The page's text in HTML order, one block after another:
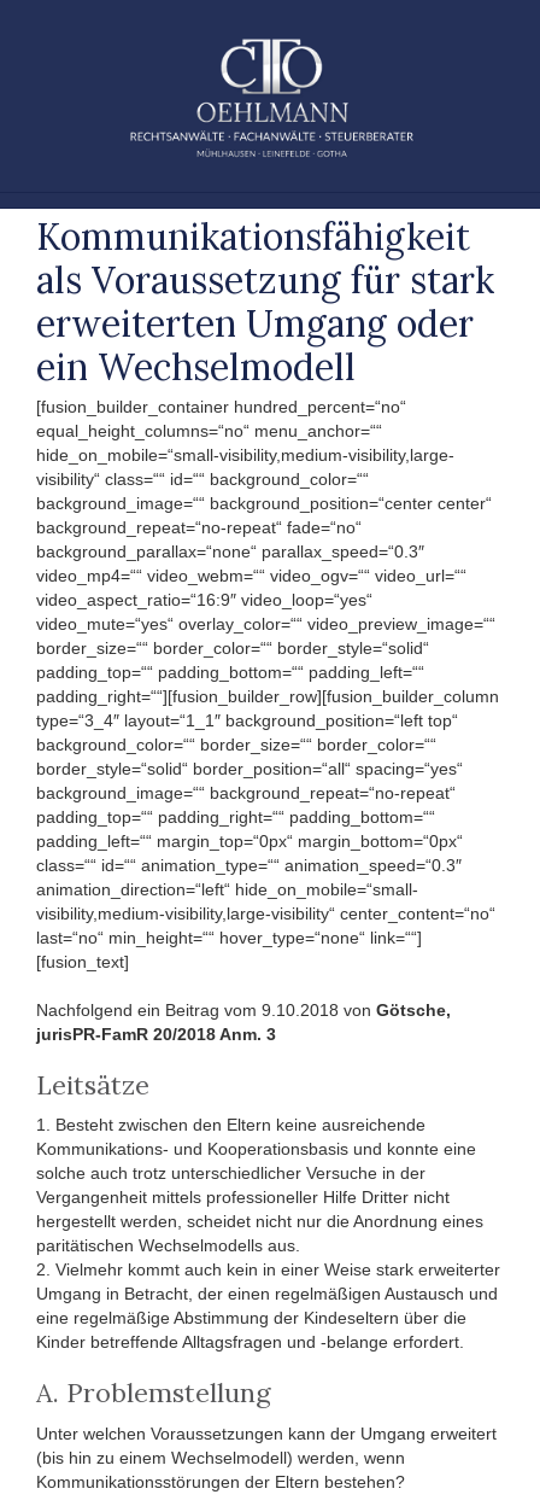
Kommunikationsfähigkeit
als Voraussetzung für stark
erweiterten Umgang oder
ein Wechselmodell
[fusion_builder_container hundred_percent=“no“
equal_height_columns=“no“ menu_anchor=““
hide_on_mobile=“small-visibility,medium-visibility,large-
visibility“ class=““ id=““ background_color=““
background_image=““ background_position=“center center“
background_repeat=“no-repeat“ fade=“no“
background_parallax=“none“ parallax_speed=“0.3″
video_mp4=““ video_webm=““ video_ogv=““ video_url=““
video_aspect_ratio=“16:9″ video_loop=“yes“
video_mute=“yes“ overlay_color=““ video_preview_image=““
border_size=““ border_color=““ border_style=“solid“
padding_top=““ padding_bottom=““ padding_left=““
padding_right=““][fusion_builder_row][fusion_builder_column
type=“3_4″ layout=“1_1″ background_position=“left top“
background_color=““ border_size=““ border_color=““
border_style=“solid“ border_position=“all“ spacing=“yes“
background_image=““ background_repeat=“no-repeat“
padding_top=““ padding_right=““ padding_bottom=““
padding_left=““ margin_top=“0px“ margin_bottom=“0px“
class=““ id=““ animation_type=““ animation_speed=“0.3″
animation_direction=“left“ hide_on_mobile=“small-
visibility,medium-visibility,large-visibility“ center_content=“no“
last=“no“ min_height=““ hover_type=“none“ link=““]
[fusion_text]
Nachfolgend ein Beitrag vom 9.10.2018 von Götsche,
jurisPR-FamR 20/2018 Anm. 3
Leitsätze
1. Besteht zwischen den Eltern keine ausreichende
Kommunikations- und Kooperationsbasis und konnte eine
solche auch trotz unterschiedlicher Versuche in der
Vergangenheit mittels professioneller Hilfe Dritter nicht
hergestellt werden, scheidet nicht nur die Anordnung eines
paritätischen Wechselmodells aus.
2. Vielmehr kommt auch kein in einer Weise stark erweiterter
Umgang in Betracht, der einen regelmäßigen Austausch und
eine regelmäßige Abstimmung der Kindeseltern über die
Kinder betreffende Alltagsfragen und -belange erfordert.
A. Problemstellung
Unter welchen Voraussetzungen kann der Umgang erweitert
(bis hin zu einem Wechselmodell) werden, wenn
Kommunikationsstörungen der Eltern bestehen?